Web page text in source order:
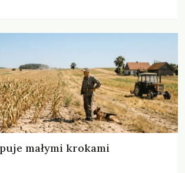
rozwiązania dla przyrody i zwierząt,
w Polsce.
małymi krokami